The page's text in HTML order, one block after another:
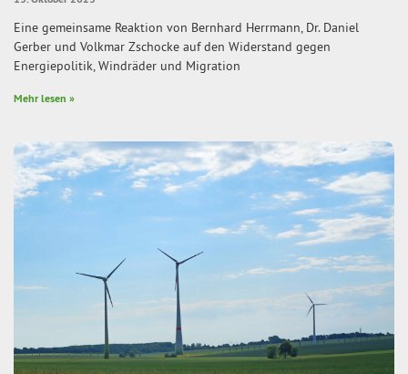
Eine gemeinsame Reaktion von Bernhard Herrmann, Dr. Daniel
Gerber und Volkmar Zschocke auf den Widerstand gegen
Energiepolitik, Windräder und Migration
Mehr lesen »